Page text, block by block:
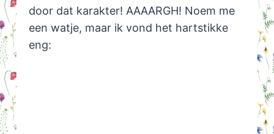
door dat karakter! AAAARGH! Noem me
een watje, maar ik vond het hartstikke
eng: